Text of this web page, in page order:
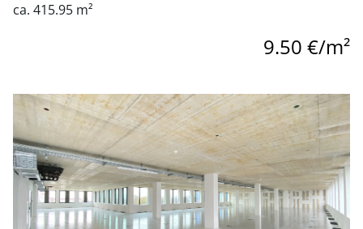
ca. 415.95 m²
9.50 €/m²
link to page Einzigartig - Projekt Hafenportal - Erstbezug